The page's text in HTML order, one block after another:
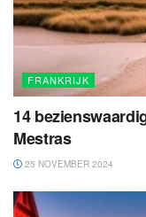
FRANKRIJK
14
Mestras
25 NOVEMBER 2024